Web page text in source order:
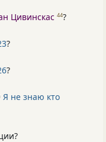
Цивинскас 44?
?
?
Я не знаю кто